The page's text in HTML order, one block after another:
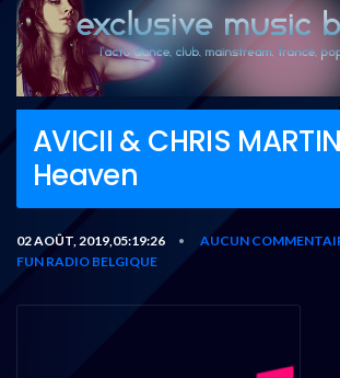
AVICII & CHRIS
Heaven
02 AOÛT, 2019,05:19:26 • AUCUN
FUN RADIO BELGIQUE